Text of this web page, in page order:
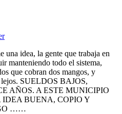
una idea, la gente que trabaja en
manteniendo todo el sistema,
que cobran dos mangos, y
lejos. SUELDOS BAJOS,
AÑOS. A ESTE MUNICIPIO
BUENA, COPIO Y
……